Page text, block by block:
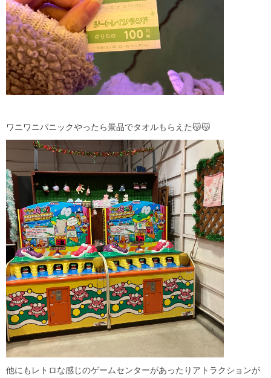
ワニワニパニックやったら景品でタオルもらえた😽😽
他にもレトロな感じのゲームセンターがあったりアトラクションが